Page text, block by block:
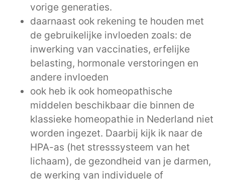
vorige generaties.
daarnaast ook rekening te houden met
de gebruikelijke invloeden zoals: de
inwerking van vaccinaties, erfelijke
belasting, hormonale verstoringen en
andere invloeden
ook heb ik ook homeopathische
middelen beschikbaar die binnen de
klassieke homeopathie in Nederland niet
worden ingezet. Daarbij kijk ik naar de
HPA-as (het stresssysteem van het
lichaam), de gezondheid van je darmen,
de werking van individuele of